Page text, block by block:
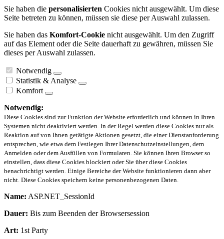
Sie haben die personalisierten Cookies nicht ausgewählt. Um diese
Seite betreten zu können, müssen sie diese per Auswahl zulassen.
Sie haben das Komfort-Cookie nicht ausgewählt. Um den Zugriff
auf das Element oder die Seite dauerhaft zu gewähren, müssen Sie
dieses per Auswahl zulassen.
Notwendig
Statistik & Analyse
Komfort
Notwendig:
Diese Cookies sind zur Funktion der Website erforderlich und können in Ihren
Systemen nicht deaktiviert werden. In der Regel werden diese Cookies nur als
Reaktion auf von Ihnen getätigte Aktionen gesetzt, die einer Dienstanforderung
entsprechen, wie etwa dem Festlegen Ihrer Datenschutzeinstellungen, dem
Anmelden oder dem Ausfüllen von Formularen. Sie können Ihren Browser so
einstellen, dass diese Cookies blockiert oder Sie über diese Cookies
benachrichtigt werden. Einige Bereiche der Website funktionieren dann aber
nicht. Diese Cookies speichern keine personenbezogenen Daten.
Name: ASP.NET_SessionId
Dauer: Bis zum Beenden der Browsersession
Art: 1st Party